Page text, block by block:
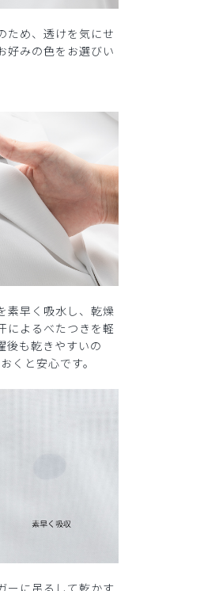
ため、透けを気にせ
好みの色をお選びい
素早く吸水し、乾燥
によるべたつきを軽
後も乾きやすいの
くと安心です。
ーに吊るして乾かす